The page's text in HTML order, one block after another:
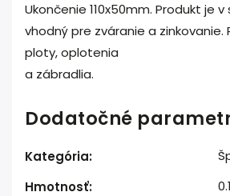
Ukončenie 110x50mm. Produkt je
vhodný pre zváranie a zinkovanie.
ploty, oplotenia
a zábradlia.
Dodatočné
Kategória:
Hmotnosť: